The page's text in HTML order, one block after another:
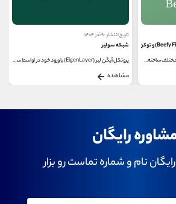
ساخته...
تاریخ انتشار : ۹ آذر ۱۴۰۴
شبکه سولیر
پروتکل آیگن لیر (EigenLayer) با ورود خود در اواسط سال...
مشاهده
رایگان
نام و شماره تماست رو بزار